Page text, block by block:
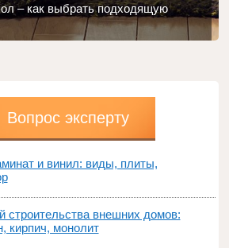
– как выбрать подходящую
Вопрос эксперту
и винил: виды, плиты,
строительства внешних домов:
кирпич, монолит